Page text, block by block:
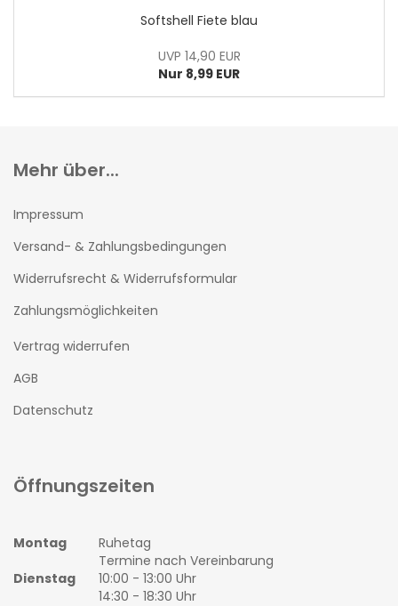
Softshell Fiete blau
UVP 14,90 EUR
Nur 8,99 EUR
Mehr über...
Impressum
Versand- & Zahlungsbedingungen
Widerrufsrecht & Widerrufsformular
Zahlungsmöglichkeiten
Vertrag widerrufen
AGB
Datenschutz
Öffnungszeiten
Montag
Ruhetag
Termine nach Vereinbarung
Dienstag
10:00 - 13:00 Uhr
14:30 - 18:30 Uhr